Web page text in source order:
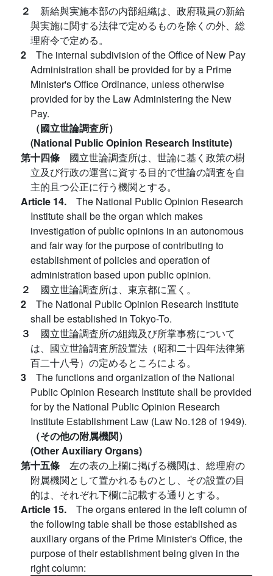
２ 新給與実施本部の内部組織は、政府職員の新給
與実施に関する法律で定めるものを除くの外、総
理府令で定める。
2 The internal subdivision of the Office of New Pay
Administration shall be provided for by a Prime
Minister's Office Ordinance, unless otherwise
provided for by the Law Administering the New
Pay.
（國立世論調査所）
(National Public Opinion Research Institute)
第十四條 國立世論調査所は、世論に基く政策の樹
立及び行政の運営に資する目的で世論の調査を自
主的且つ公正に行う機関とする。
Article 14. The National Public Opinion Research
Institute shall be the organ which makes
investigation of public opinions in an autonomous
and fair way for the purpose of contributing to
establishment of policies and operation of
administration based upon public opinion.
２ 國立世論調査所は、東京都に置く。
2 The National Public Opinion Research Institute
shall be established in Tokyo-To.
３ 國立世論調査所の組織及び所掌事務について
は、國立世論調査所設置法（昭和二十四年法律第
百二十八号）の定めるところによる。
3 The functions and organization of the National
Public Opinion Research Institute shall be provided
for by the National Public Opinion Research
Institute Establishment Law (Law No.128 of 1949).
（その他の附属機関）
(Other Auxiliary Organs)
第十五條 左の表の上欄に掲げる機関は、総理府の
附属機関として置かれるものとし、その設置の目
的は、それぞれ下欄に記載する通りとする。
Article 15. The organs entered in the left column of
the following table shall be those established as
auxiliary organs of the Prime Minister's Office, the
purpose of their establishment being given in the
right column: